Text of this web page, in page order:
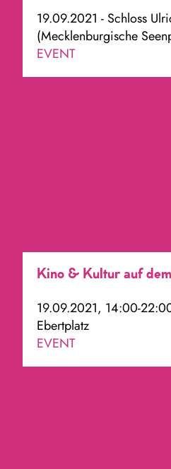
19.09.2021 - Schloss
(Mecklenburgische
EVENT
Kino & Kultur auf
19.09.2021, 14:00-
Ebertplatz
EVENT